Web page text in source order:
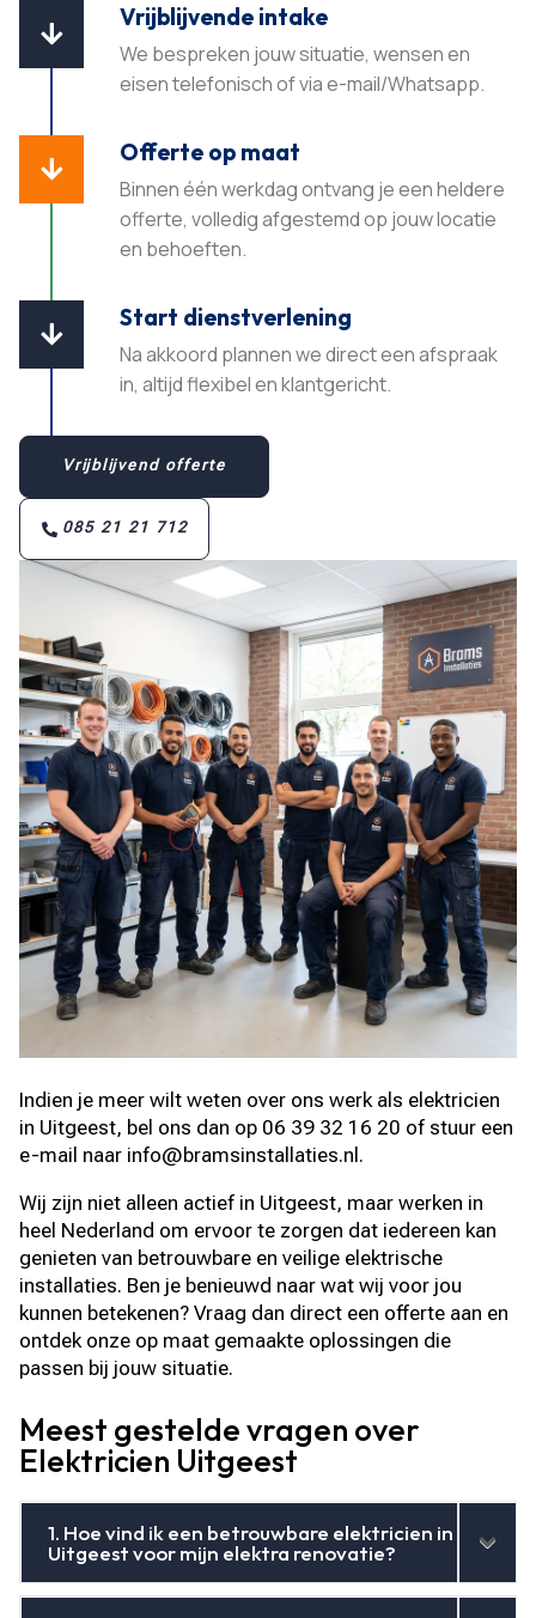

Vrijblijvende intake
We bespreken jouw situatie, wensen en
eisen telefonisch of via e-mail/Whatsapp.

Offerte op maat
Binnen één werkdag ontvang je een heldere
offerte, volledig afgestemd op jouw locatie
en behoeften.​

Start dienstverlening
Na akkoord plannen we direct een afspraak
in, altijd flexibel en klantgericht.​
Vrijblijvend offerte
085 21 21 712
Indien je meer wilt weten over ons werk als elektricien
in Uitgeest, bel ons dan op 06 39 32 16 20 of stuur een
e-mail naar info@bramsinstallaties.nl.
Wij zijn niet alleen actief in Uitgeest, maar werken in
heel Nederland om ervoor te zorgen dat iedereen kan
genieten van betrouwbare en veilige elektrische
installaties. Ben je benieuwd naar wat wij voor jou
kunnen betekenen? Vraag dan direct een offerte aan en
ontdek onze op maat gemaakte oplossingen die
passen bij jouw situatie.
Meest gestelde vragen over
Elektricien Uitgeest
1. Hoe vind ik een betrouwbare elektricien in
Uitgeest voor mijn elektra renovatie?